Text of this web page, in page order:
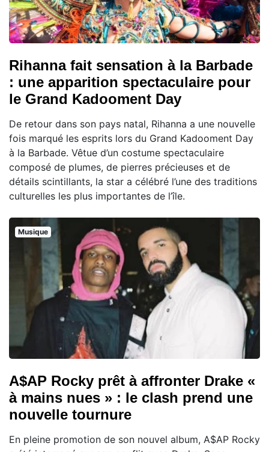
Rihanna fait sensation à la Barbade
: une apparition spectaculaire pour
le Grand Kadooment Day
De retour dans son pays natal, Rihanna a une nouvelle
fois marqué les esprits lors du Grand Kadooment Day
à la Barbade. Vêtue d’un costume spectaculaire
composé de plumes, de pierres précieuses et de
détails scintillants, la star a célébré l’une des traditions
culturelles les plus importantes de l’île.
Musique
A$AP Rocky prêt à affronter Drake «
à mains nues » : le clash prend une
nouvelle tournure
En pleine promotion de son nouvel album, A$AP Rocky